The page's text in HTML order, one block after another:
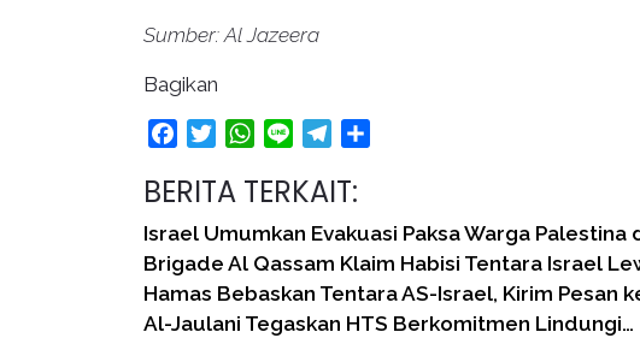
Sumber: Al Jazeera
Bagikan
FacebookTwitterWhatsApp
Line Telegram
BERITA TERKAIT:
Israel Umumkan Evakuasi Paksa Warga Palestina
Brigade Al Qassam Klaim Habisi Tentara Israel
Hamas Bebaskan Tentara AS-Israel, Kirim Pesan
Al-Jaulani Tegaskan HTS Berkomitmen Lindungi…